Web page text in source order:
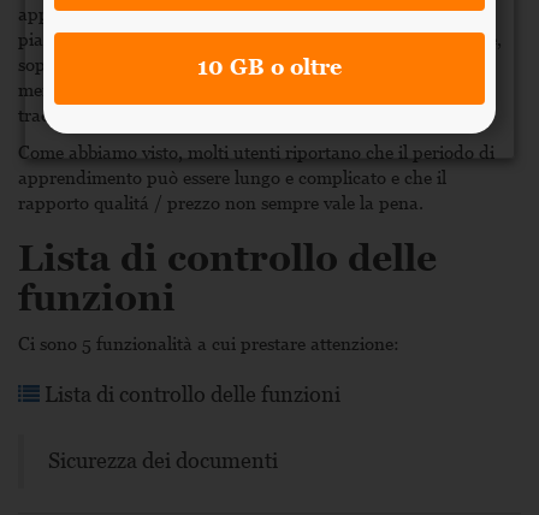
apprezzano il supporto clienti e la facilitá d’uso. La
piattaforma é intuitiva e la gestione dei documenti é efficace,
soprattutto i filtri di ricerca. Un altro punto di forza
menzionato spesso nelle
traduzioni e gli strumenti di Q&A.
Come abbiamo visto, molti utenti riportano che il periodo di
apprendimento può essere lungo e complicato e che il
rapporto qualitá / prezzo non sempre vale la pena.
Lista di controllo delle
funzioni
Ci sono 5 funzionalità a cui prestare attenzione:
Lista di controllo delle funzioni
Sicurezza dei documenti
10 GB o oltre
Visita il sito web